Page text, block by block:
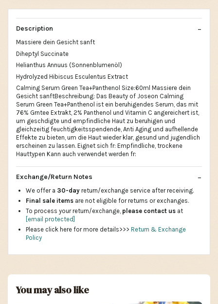
Description
Massiere dein Gesicht sanft
Diheptyl Succinate
Helianthus Annuus (Sonnenblumenöl)
Hydrolyzed Hibiscus Esculentus Extract
Calming Serum Green Tea+Panthenol Size:60ml Massiere dein
Gesicht sanftBeschreibung: Das Beauty of Joseon Calming
Serum Green Tea+Panthenol ist ein beruhigendes Serum, das mit
76% Grntee Extrakt, 2% Panthenol und Vitamin C angereichert ist,
um geschdigte und empfindliche Haut zu beruhigen und
gleichzeitig feuchtigkeitsspendende, Anti Aging und aufhellende
Effekte zu bieten, um die Haut wieder klar, gesund und jugendlich
erscheinen zu lassen. Eignet sich fr: Empfindliche, trockene
Hauttypen Kann auch verwendet werden fr:
Exchange/Return Notes
We offer a 30-day return/exchange service after receiving.
Final sale items are not eligible for returns or exchanges.
To process your return/exchange, please contact us at
[email protected]
Please click here for more details>>> Return & Exchange
Policy
You may also like